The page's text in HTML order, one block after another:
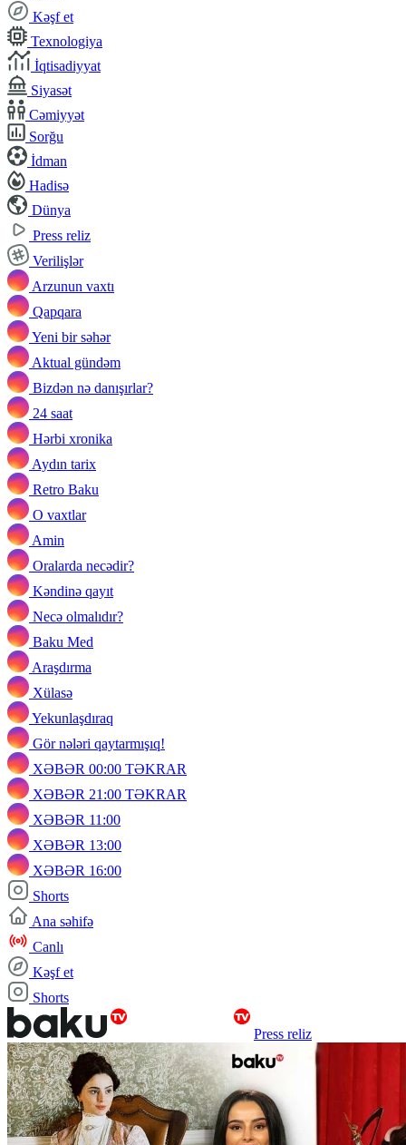
Kəşf et
Texnologiya
İqtisadiyyat
Siyasət
Cəmiyyət
Sorğu
İdman
Hadisə
Dünya
Press reliz
Verilişlər
Arzunun vaxtı
Qapqara
Yeni bir səhər
Aktual gündəm
Bizdən nə danışırlar?
24 saat
Hərbi xronika
Aydın tarix
Retro Baku
O vaxtlar
Amin
Oralarda necədir?
Kəndinə qayıt
Necə olmalıdır?
Baku Med
Araşdırma
Xülasə
Yekunlaşdıraq
Gör nələri qaytarmışıq!
XƏBƏR 00:00 TƏKRAR
XƏBƏR 21:00 TƏKRAR
XƏBƏR 11:00
XƏBƏR 13:00
XƏBƏR 16:00
Shorts
Ana səhifə
Canlı
Kəşf et
Shorts
Press reliz